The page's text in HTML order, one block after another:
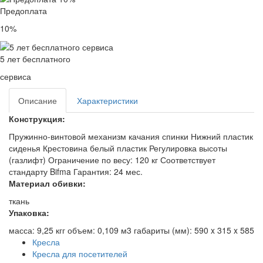
Предоплата
10%
5 лет бесплатного
сервиса
Описание
Характеристики
Конструкция:
Пружинно-винтовой механизм качания спинки Нижний пластик
сиденья Крестовина белый пластик Регулировка высоты
(газлифт) Ограничение по весу: 120 кг Соответствует
стандарту Bifma Гарантия: 24 мес.
Материал обивки:
ткань
Упаковка:
масса: 9,25 кгг объем: 0,109 м3 габариты (мм): 590 x 315 x 585
Кресла
Кресла для посетителей